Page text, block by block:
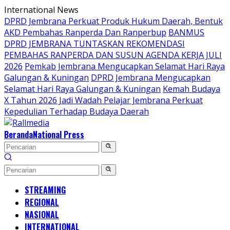
Langsung
ke
konten
International News
DPRD Jembrana Perkuat Produk Hukum Daerah, Bentuk
AKD Pembahas Ranperda Dan Ranperbup BANMUS
DPRD JEMBRANA TUNTASKAN REKOMENDASI
PEMBAHAS RANPERDA DAN SUSUN AGENDA KERJA JULI
2026 Pemkab Jembrana Mengucapkan Selamat Hari Raya
Galungan & Kuningan DPRD Jembrana Mengucapkan
Selamat Hari Raya Galungan & Kuningan Kemah Budaya
X Tahun 2026 Jadi Wadah Pelajar Jembrana Perkuat
Kepedulian Terhadap Budaya Daerah
BerandaNational Press
STREAMING
REGIONAL
NASIONAL
INTERNATIONAL